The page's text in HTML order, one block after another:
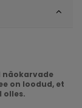
näokarvade
on loodud, et
olles.